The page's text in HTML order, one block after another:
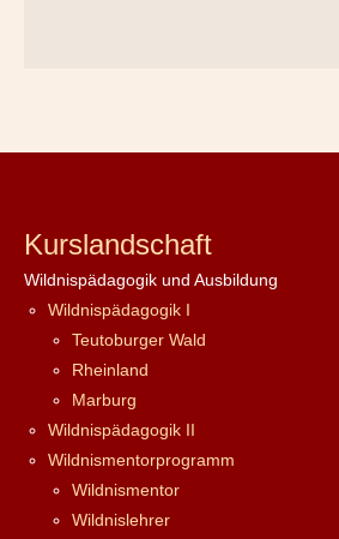
Kurslandschaft
Wildnispädagogik und Ausbildung
Wildnispädagogik I
Teutoburger Wald
Rheinland
Marburg
Wildnispädagogik II
Wildnismentorprogramm
Wildnismentor
Wildnislehrer